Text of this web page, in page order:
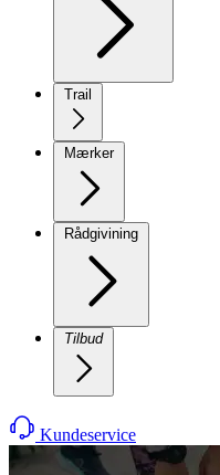
Trail
Mærker
Rådgivining
Tilbud
Kundeservice